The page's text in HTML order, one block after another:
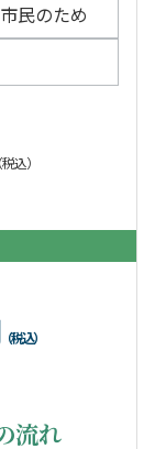
民のため
（税込）
（税込）
流れ